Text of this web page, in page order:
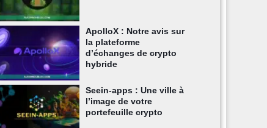
ApolloX : Notre avis sur
la plateforme
d’échanges de crypto
hybride
Seein-apps : Une ville à
l’image de votre
portefeuille crypto